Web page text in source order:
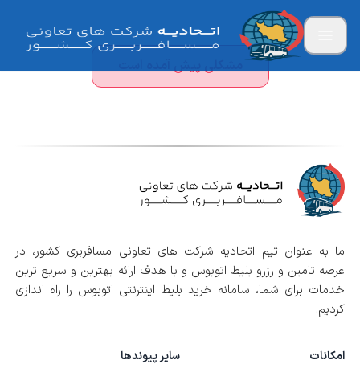
مشکلی پیش آمده است
ما به عنوان تیم اتحادیه شرکت های تعاونی مسافربری کشور، در
عرصه تامین و رزرو بلیط اتوبوس و با هدف ارائه بهترین و سریع ترین
خدمات برای شما، سامانه خرید بلیط اینترنتی اتوبوس را راه اندازی
کردیم.
امکانات
سایر پیوندها